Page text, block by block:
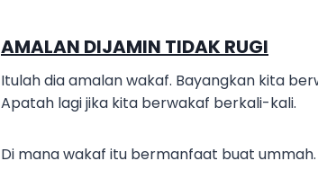
AMALAN DIJAMIN TIDAK RUGI
Itulah dia amalan wakaf. Bayangkan kita
Apatah lagi jika kita berwakaf berkali-kali.
Di mana wakaf itu bermanfaat buat